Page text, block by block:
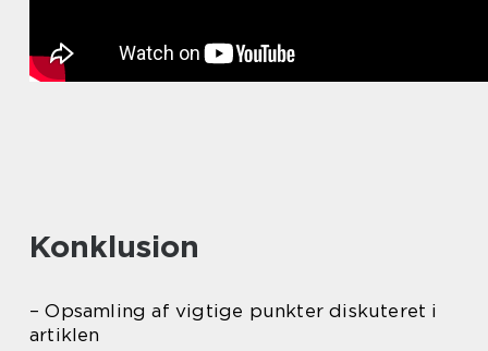
Konklusion
– Opsamling af vigtige punkter diskuteret i
artiklen